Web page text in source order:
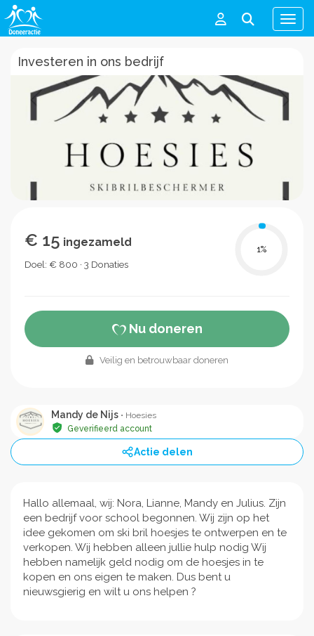
Menu
Investeren in ons bedrijf
€ 15 ingezameld
Doel: € 800 · 3 Donaties
1%
Nu doneren
Veilig en betrouwbaar doneren
Mandy de Nijs • Hoesies
Geverifieerd account
Actie delen
Hallo allemaal, wij: Nora, Lianne, Mandy en Julius. Zijn
een bedrijf voor school begonnen. Wij zijn op het
idee gekomen om ski bril hoesjes te ontwerpen en te
verkopen. Wij hebben alleen jullie hulp nodig Wij
hebben namelijk geld nodig om de hoesjes in te
kopen en ons eigen te maken. Dus bent u
nieuwsgierig en wilt u ons helpen ?